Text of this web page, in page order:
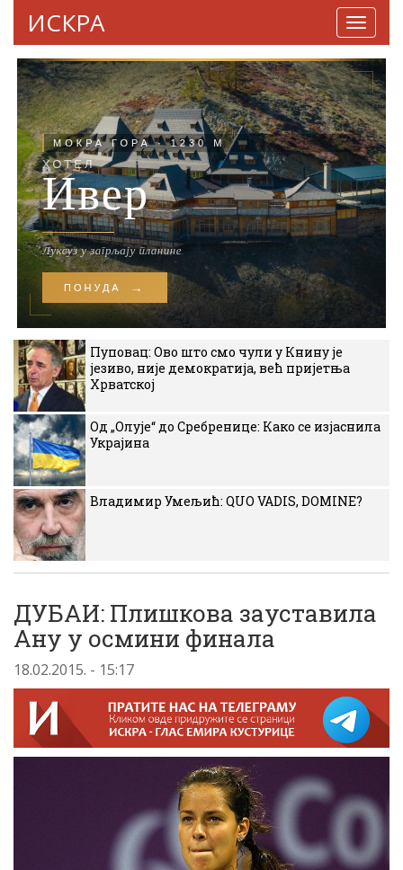
ИСКРА
Пуповац: Ово што смо чули у Книну је
језиво, није демократија, већ пријетња
Хрватској
Од „Олује“ до Сребренице: Како се изјаснила
Украјина
Владимир Умељић: QUO VADIS, DOMINE?
ДУБАИ: Плишкова зауставила
Ану у осмини финала
18.02.2015. - 15:17